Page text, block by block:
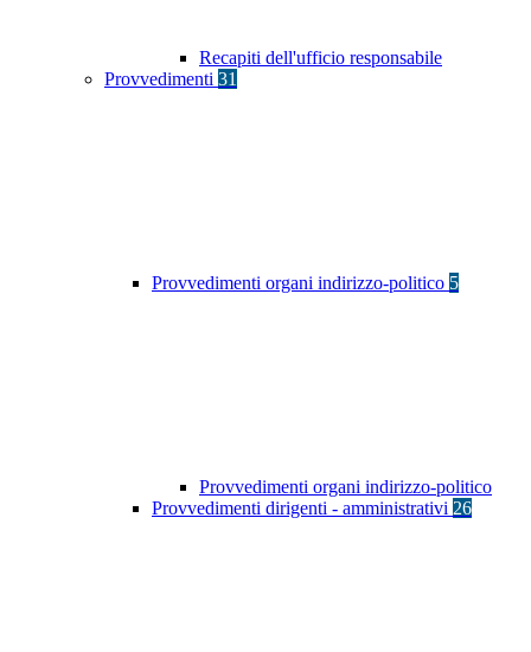
Recapiti dell'ufficio responsabile
Provvedimenti 31
Provvedimenti organi indirizzo-politico 5
Provvedimenti organi indirizzo-politico
Provvedimenti dirigenti - amministrativi 26